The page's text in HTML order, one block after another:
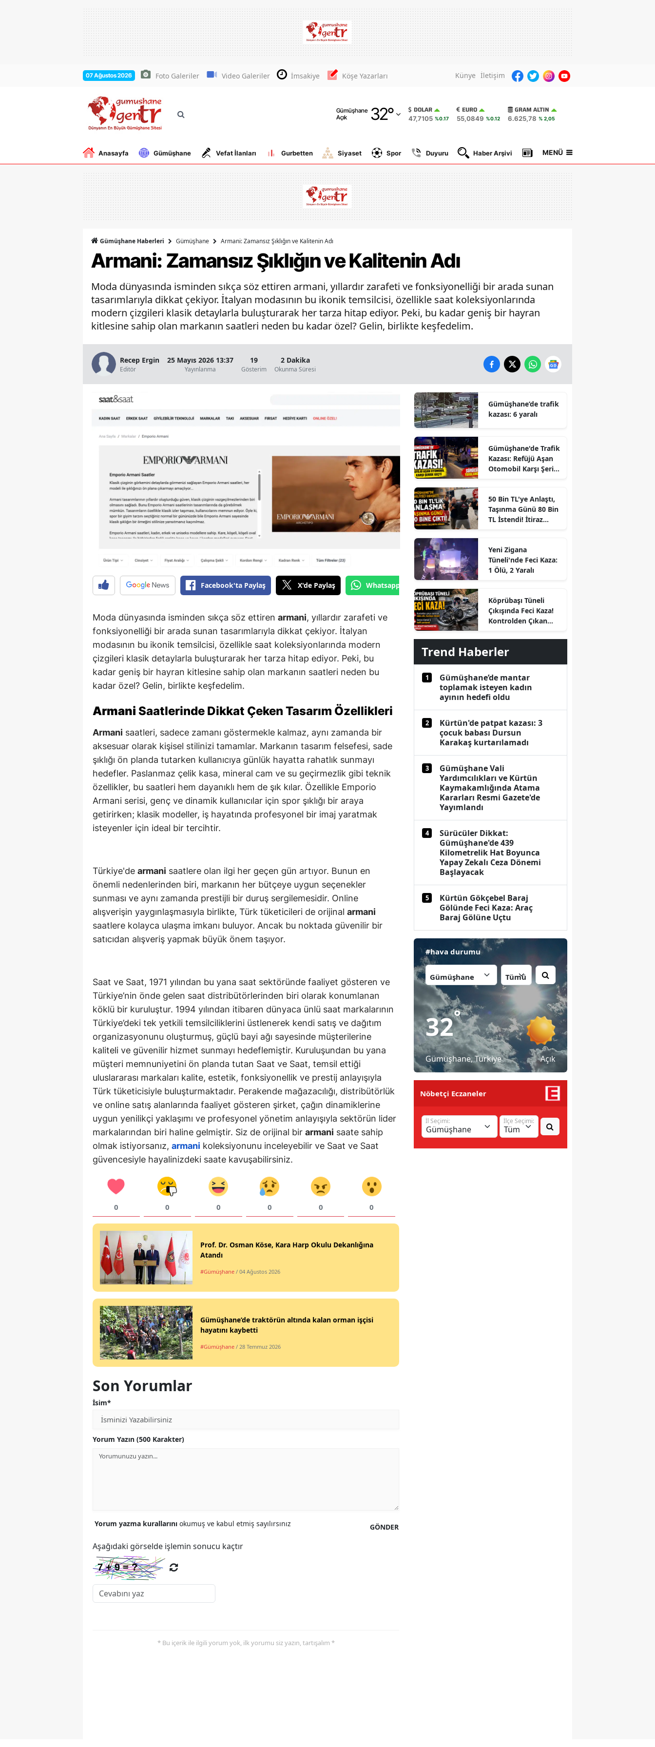
07 Ağustos 2026 Foto Galeriler Video Galeriler İmsakiye Köşe Yazarları Künye İletişim
Gümüşhane
Açık
32°
Adana
Adıyaman
Amasya
Antalya
Aydın
Balıkesir
Bitlis
Bolu
Burdur
Bursa
Elazığ
Erzincan
Erzurum
Eskişehir
Gümüşhane
Hatay
Isparta
Mersin
İzmir
Kars
Kastamonu
Kayseri
Kırklareli
Kırşehir
Kütahya
Malatya
Manisa
Kahramanmaraş
Muş
Nevşehir
Niğde
Ordu
Rize
Sakarya
Samsun
Siirt
Sinop
Tekirdağ
Tunceli
Aksaray
DOLAR
47,7105 %0.17
EURO
55,0849 %0.12
GRAM ALTIN
6.625,78 % 2,05
Anasayfa Gümüşhane Vefat İlanları Gurbetten Siyaset Spor Duyuru Haber Arşivi Gazete Manşetleri
MENÜ
Gümüşhane Haberleri Gümüşhane Armani: Zamansız Şıklığın ve Kalitenin Adı
Armani: Zamansız Şıklığın ve Kalitenin Adı
Moda dünyasında isminden sıkça söz ettiren armani, yıllardır zarafeti ve fonksiyonelliği bir arada sunan
tasarımlarıyla dikkat çekiyor. İtalyan modasının bu ikonik temsilcisi, özellikle saat koleksiyonlarında
modern çizgileri klasik detaylarla buluşturarak her tarza hitap ediyor. Peki, bu kadar geniş bir hayran
kitlesine sahip olan markanın saatleri neden bu kadar özel? Gelin, birlikte keşfedelim.
Recep Ergin
Editör
25 Mayıs 2026 13:37
Yayınlanma
19
Gösterim
2 Dakika
Okunma Süresi
Facebook'ta Paylaş X'de Paylaş Whatsapp'tan Gönder
Moda dünyasında isminden sıkça söz ettiren armani, yıllardır zarafeti ve
fonksiyonelliği bir arada sunan tasarımlarıyla dikkat çekiyor. İtalyan
modasının bu ikonik temsilcisi, özellikle saat koleksiyonlarında modern
çizgileri klasik detaylarla buluşturarak her tarza hitap ediyor. Peki, bu
kadar geniş bir hayran kitlesine sahip olan markanın saatleri neden bu
kadar özel? Gelin, birlikte keşfedelim.
Armani Saatlerinde Dikkat Çeken Tasarım Özellikleri
Armani saatleri, sadece zamanı göstermekle kalmaz, aynı zamanda bir
aksesuar olarak kişisel stilinizi tamamlar. Markanın tasarım felsefesi, sade
şıklığı ön planda tutarken kullanıcıya günlük hayatta rahatlık sunmayı
hedefler. Paslanmaz çelik kasa, mineral cam ve su geçirmezlik gibi teknik
özellikler, bu saatleri hem dayanıklı hem de şık kılar. Özellikle Emporio
Armani serisi, genç ve dinamik kullanıcılar için spor şıklığı bir araya
getirirken; klasik modeller, iş hayatında profesyonel bir imaj yaratmak
isteyenler için ideal bir tercihtir.
Türkiye'de armani saatlere olan ilgi her geçen gün artıyor. Bunun en
önemli nedenlerinden biri, markanın her bütçeye uygun seçenekler
sunması ve aynı zamanda prestijli bir duruş sergilemesidir. Online
alışverişin yaygınlaşmasıyla birlikte, Türk tüketicileri de orijinal armani
saatlere kolayca ulaşma imkanı buluyor. Ancak bu noktada güvenilir bir
satıcıdan alışveriş yapmak büyük önem taşıyor.
Saat ve Saat, 1971 yılından bu yana saat sektöründe faaliyet gösteren ve
Türkiye’nin önde gelen saat distribütörlerinden biri olarak konumlanan
köklü bir kuruluştur. 1994 yılından itibaren dünyaca ünlü saat markalarının
Türkiye’deki tek yetkili temsilciliklerini üstlenerek kendi satış ve dağıtım
organizasyonunu oluşturmuş, güçlü bayi ağı sayesinde müşterilerine
kaliteli ve güvenilir hizmet sunmayı hedeflemiştir. Kuruluşundan bu yana
müşteri memnuniyetini ön planda tutan Saat ve Saat, temsil ettiği
uluslararası markaları kalite, estetik, fonksiyonellik ve prestij anlayışıyla
Türk tüketicisiyle buluşturmaktadır. Perakende mağazacılığı, distribütörlük
ve online satış alanlarında faaliyet gösteren şirket, çağın dinamiklerine
uygun yenilikçi yaklaşımı ve profesyonel yönetim anlayışıyla sektörün lider
markalarından biri haline gelmiştir. Siz de orijinal bir armani saate sahip
olmak istiyorsanız, armani koleksiyonunu inceleyebilir ve Saat ve Saat
güvencesiyle hayalinizdeki saate kavuşabilirsiniz.
0 0 0 0 0 0
Prof. Dr. Osman Köse, Kara Harp Okulu Dekanlığına
Atandı
#Gümüşhane / 04 Ağustos 2026
Gümüşhane’de traktörün altında kalan orman işçisi
hayatını kaybetti
#Gümüşhane / 28 Temmuz 2026
Son Yorumlar
İsim*
Yorum Yazın (500 Karakter)
GÖNDER
Yorum yazma kurallarını okumuş ve kabul etmiş sayılırsınız
Aşağıdaki görselde işlemin sonucu kaçtır
* Bu içerik ile ilgili yorum yok, ilk yorumu siz yazın, tartışalım *
Gümüşhane’de trafik
kazası: 6 yaralı
Gümüşhane'de Trafik
Kazası: Refüjü Aşan
Otomobil Karşı Şeride
50 Bin TL'ye Anlaştı,
Taşınma Günü 80 Bin
TL İstendi! İtiraz
Yeni Zigana
Tüneli'nde Feci Kaza:
1 Ölü, 2 Yaralı
Köprübaşı Tüneli
Çıkışında Feci Kaza!
Kontrolden Çıkan
Takla Attı
Trend Haberler
1
Gümüşhane’de mantar
toplamak isteyen kadın
ayının hedefi oldu
2
Kürtün'de patpat kazası: 3
çocuk babası Dursun
Karakaş kurtarılamadı
3
Gümüşhane Vali
Yardımcılıkları ve Kürtün
Kaymakamlığında Atama
Kararları Resmi Gazete'de
Yayımlandı
4
Sürücüler Dikkat:
Gümüşhane'de 439
Kilometrelik Hat Boyunca
Yapay Zekalı Ceza Dönemi
Başlayacak
5
Kürtün Gökçebel Baraj
Gölünde Feci Kaza: Araç
Baraj Gölüne Uçtu
#hava durumu
32°
Gümüşhane, Türkiye Açık
Nöbetçi Eczaneler
İl Seçimi: İlçe Seçimi: